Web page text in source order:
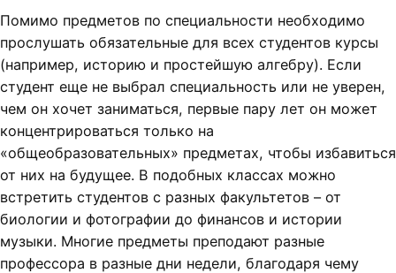
Помимо предметов по специальности необходимо
прослушать обязательные для всех студентов курсы
(например, историю и простейшую алгебру). Если
студент еще не выбрал специальность или не уверен,
чем он хочет заниматься, первые пару лет он может
концентрироваться только на
«общеобразовательных» предметах, чтобы избавиться
от них на будущее. В подобных классах можно
встретить студентов с разных факультетов – от
биологии и фотографии до финансов и истории
музыки. Многие предметы преподают разные
профессора в разные дни недели, благодаря чему